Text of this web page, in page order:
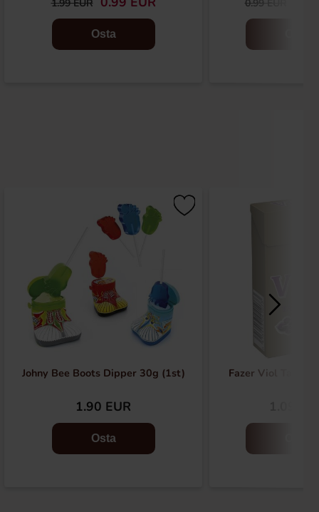
1.99 EUR
Osta
0.99 EUR
Johny Bee Boots Dipper 30g (1st)
1.90 EUR
Osta
Fazer Viol